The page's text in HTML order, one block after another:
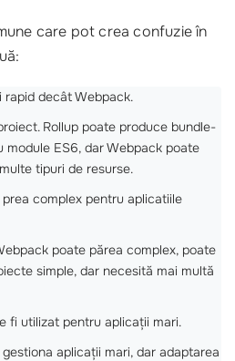
care pot crea confuzie în
rapid decât Webpack.
Rollup poate produce bundle-
module ES6, dar Webpack poate
tipuri de resurse.
complex pentru aplicatiile
poate părea complex, poate
simple, dar necesită mai multă
fi utilizat pentru aplicații mari.
aplicații mari, dar adaptarea